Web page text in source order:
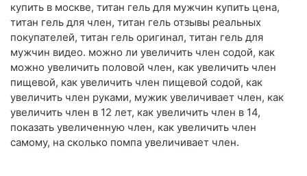
купить в москве, титан гель для мужчин купить цена,
титан гель для член, титан гель отзывы реальных
покупателей, титан гель оригинал, титан гель для
мужчин видео. можно ли увеличить член содой, как
можно увеличить половой член, как увеличить член
пищевой, как увеличить член пищевой содой, как
увеличить член руками, мужик увеличивает член, как
увеличить член в 12 лет, как увеличить член в 14,
показать увеличенную член, как увеличить член
самому, на сколько помпа увеличивает член.